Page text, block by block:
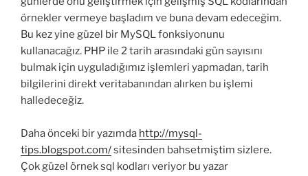
örnekler vermeye başladım ve buna devam edeceğim.
Bu kez yine güzel bir MySQL fonksiyonunu
kullanacağız. PHP ile 2 tarih arasındaki gün sayısını
bulmak için uyguladığımız işlemleri yapmadan, tarih
bilgilerini direkt veritabanından alırken bu işlemi
halledeceğiz.
Daha önceki bir yazımda http://mysql-
tips.blogspot.com/sitesinden bahsetmiştim sizlere.
Çok güzel örnek sql kodları veriyor bu yazar